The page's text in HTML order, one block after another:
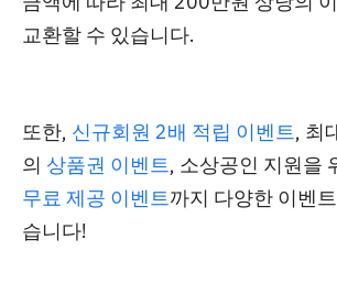
교환할 수 있습니다.
또한, 신규회원 2배 적립 이벤트, 최
의 상품권 이벤트, 소상공인 지원을
무료 제공 이벤트까지 다양한 이벤
습니다!